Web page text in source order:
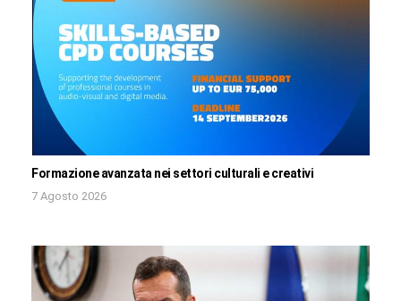
Formazione avanzata nei settori culturali e creativi
7 Agosto 2026